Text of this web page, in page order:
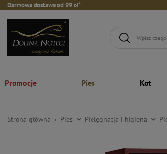
Darmowa dostawa od 99 zł*
Promocje Pies Kot
Strona główna Pies Pielęgnacja i higiena